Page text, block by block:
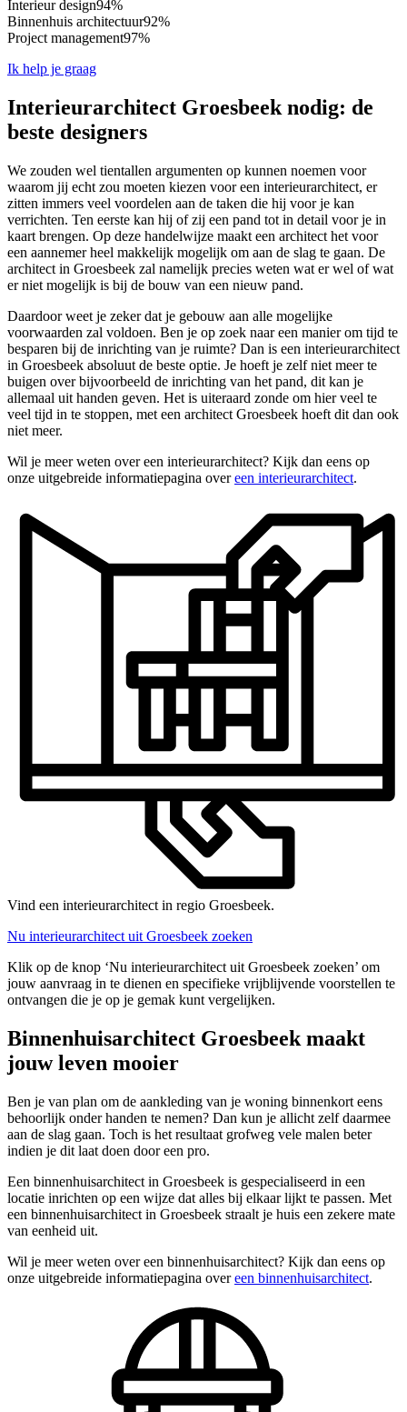
Interieur design94%
Binnenhuis architectuur92%
Project management97%
Ik help je graag
Interieurarchitect Groesbeek nodig: de
beste designers
We zouden wel tientallen argumenten op kunnen noemen voor
waarom jij echt zou moeten kiezen voor een interieurarchitect, er
zitten immers veel voordelen aan de taken die hij voor je kan
verrichten. Ten eerste kan hij of zij een pand tot in detail voor je in
kaart brengen. Op deze handelwijze maakt een architect het voor
een aannemer heel makkelijk mogelijk om aan de slag te gaan. De
architect in Groesbeek zal namelijk precies weten wat er wel of wat
er niet mogelijk is bij de bouw van een nieuw pand.
Daardoor weet je zeker dat je gebouw aan alle mogelijke
voorwaarden zal voldoen. Ben je op zoek naar een manier om tijd te
besparen bij de inrichting van je ruimte? Dan is een interieurarchitect
in Groesbeek absoluut de beste optie. Je hoeft je zelf niet meer te
buigen over bijvoorbeeld de inrichting van het pand, dit kan je
allemaal uit handen geven. Het is uiteraard zonde om hier veel te
veel tijd in te stoppen, met een architect Groesbeek hoeft dit dan ook
niet meer.
Wil je meer weten over een interieurarchitect? Kijk dan eens op
onze uitgebreide informatiepagina overeen interieurarchitect.
Vind een interieurarchitect in regio Groesbeek.
Nu interieurarchitect uit Groesbeek zoeken
Klik op de knop ‘Nu interieurarchitect uit Groesbeek zoeken’ om
jouw aanvraag in te dienen en specifieke vrijblijvende voorstellen te
ontvangen die je op je gemak kunt vergelijken.
Binnenhuisarchitect Groesbeek maakt
jouw leven mooier
Ben je van plan om de aankleding van je woning binnenkort eens
behoorlijk onder handen te nemen? Dan kun je allicht zelf daarmee
aan de slag gaan. Toch is het resultaat grofweg vele malen beter
indien je dit laat doen door een pro.
Een binnenhuisarchitect in Groesbeek is gespecialiseerd in een
locatie inrichten op een wijze dat alles bij elkaar lijkt te passen. Met
een binnenhuisarchitect in Groesbeek straalt je huis een zekere mate
van eenheid uit.
Wil je meer weten over een binnenhuisarchitect? Kijk dan eens op
onze uitgebreide informatiepagina overeen binnenhuisarchitect.